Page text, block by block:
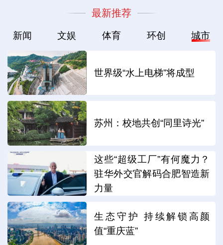
最新推荐
新闻 文娱 体育 环创 城市
世界级“水上电梯”将成型
苏州：校地共创“同里诗光”
这些“超级工厂”有何魔力？
驻华外交官解码合肥智造新
力量
生态守护 持续解锁高颜
值“重庆蓝”